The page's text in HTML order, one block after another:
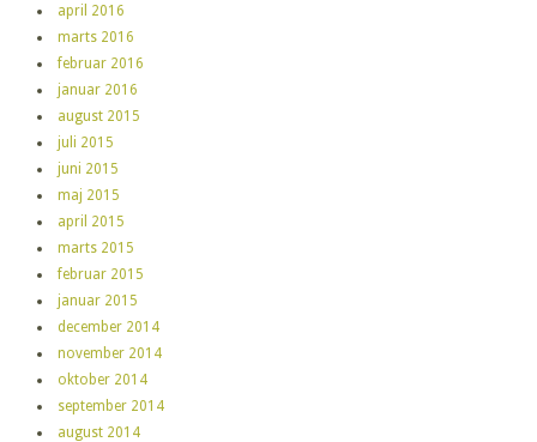
april 2016
marts 2016
februar 2016
januar 2016
august 2015
juli 2015
juni 2015
maj 2015
april 2015
marts 2015
februar 2015
januar 2015
december 2014
november 2014
oktober 2014
september 2014
august 2014